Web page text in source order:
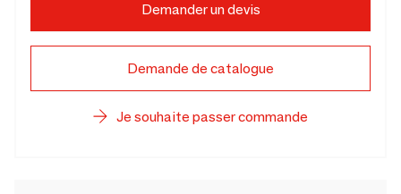
Demander un devis
Demande de catalogue
Je souhaite passer commande